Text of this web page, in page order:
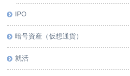
IPO
暗号資産（仮想通貨）
就活